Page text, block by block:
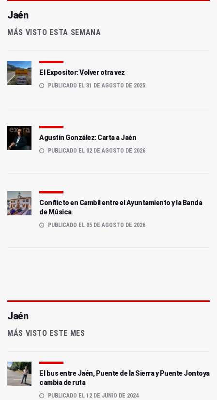
Jaén
MÁS VISTO ESTA SEMANA
El Expositor: Volver otra vez
PUBLICADO EL 31 DE AGOSTO DE 2025
Agustín González: Carta a Jaén
PUBLICADO EL 02 DE AGOSTO DE 2026
Conflicto en Cambil entre el Ayuntamiento y la Banda
de Música
PUBLICADO EL 05 DE AGOSTO DE 2026
Jaén
MÁS VISTO ESTE MES
El bus entre Jaén, Puente de la Sierra y Puente Jontoya
cambia de ruta
PUBLICADO EL 12 DE JUNIO DE 2024